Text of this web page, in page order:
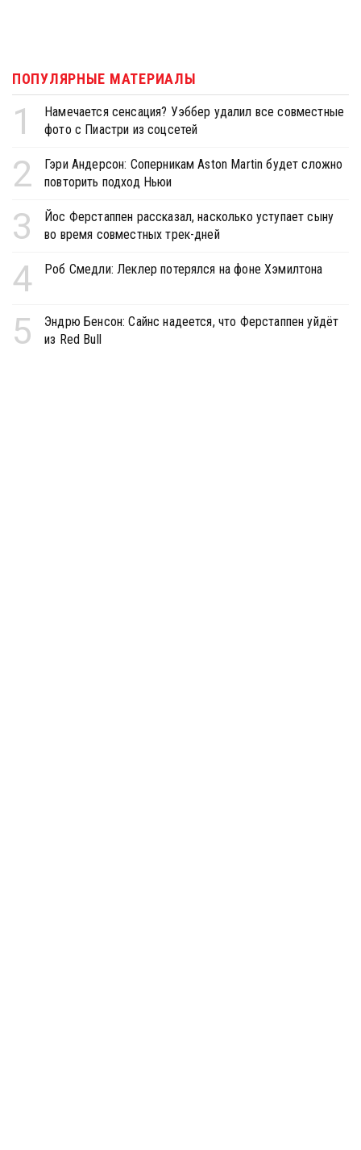
ПОПУЛЯРНЫЕ МАТЕРИАЛЫ
1
Намечается сенсация? Уэббер удалил все совместные
фото с Пиастри из соцсетей
2
Гэри Андерсон: Соперникам Aston Martin будет сложно
повторить подход Ньюи
3
Йос Ферстаппен рассказал, насколько уступает сыну
во время совместных трек-дней
4 Роб Смедли: Леклер потерялся на фоне Хэмилтона
5
Эндрю Бенсон: Сайнс надеется, что Ферстаппен уйдёт
из Red Bull